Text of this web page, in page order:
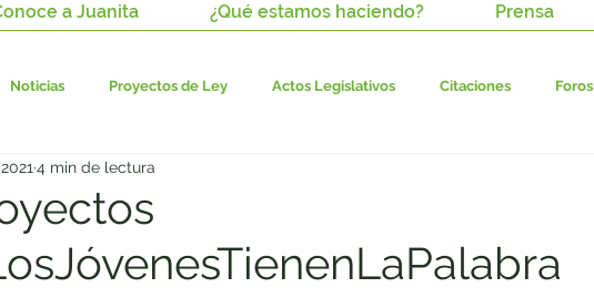
a Juanita ¿Qué estamos haciendo? Prensa
Noticias Proyectos de Ley Actos Legislativos Citaciones Foros
P. de Constitucionalidad
Seguridad ciudadana Columnas de opinión Juanita en medios
4 min de lectura